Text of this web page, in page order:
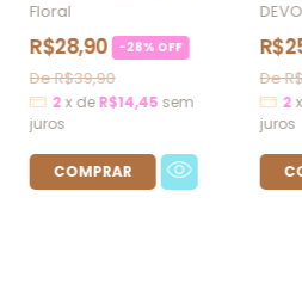
Floral
R$28,90 -28% OFF
R$39,90
2 x deR$14,45 sem
juros
2 x
juros